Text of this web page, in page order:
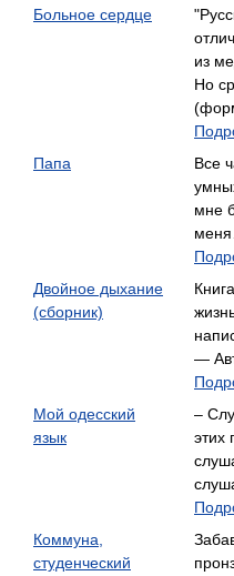
Больное сердце
из
Но
Папа
Все
мне
Двойное дыхание
(сборник)
—
Мой одесский
язык
–
этих
Коммуна,
студенческий